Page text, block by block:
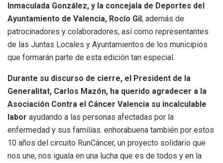
Inmaculada González, y la concejala de Deportes del
Ayuntamiento de Valencia, Rocío Gil; además de
patrocinadores y colaboradores, así como representantes
de las Juntas Locales y Ayuntamientos de los municipios
que formarán parte de esta edición tan especial.
Durante su discurso de cierre, el President de la
Generalitat, Carlos Mazón, ha querido agradecer a la
Asociación Contra el Cáncer Valencia su incalculable
labor ayudando a las personas afectadas por la
enfermedad y sus familias. enhorabuena también por estos
10 años del circuito RunCáncer, un proyecto solidario que
nos une, nos iguala en una lucha que es de todos y en la